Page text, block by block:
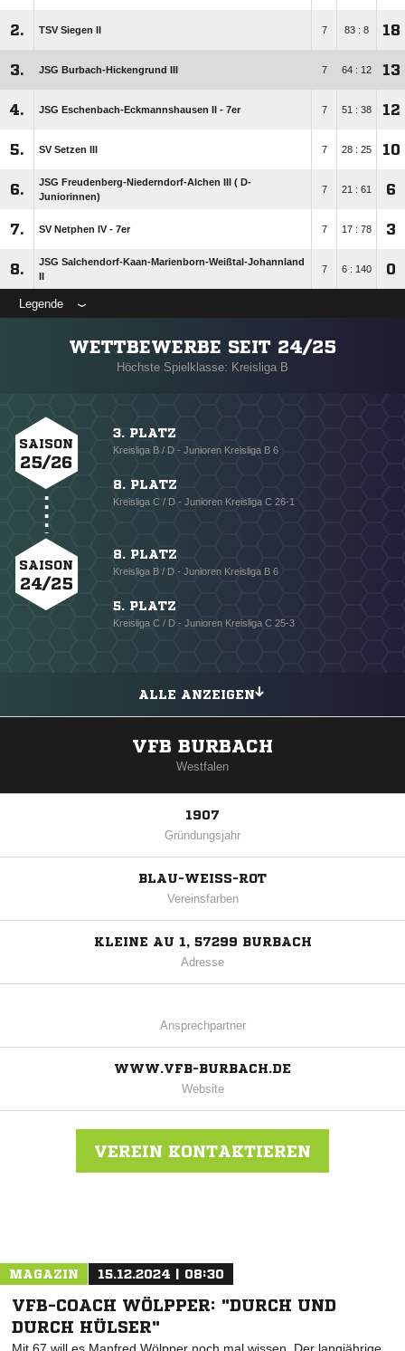
2. TSV Siegen II 7 83 : 8 18
3. JSG Burbach-Hickengrund III 7 64 : 12 13
4. JSG Eschenbach-Eckmannshausen II - 7er 7 51 : 38 12
5. SV Setzen III 7 28 : 25 10
6.
JSG Freudenberg-Niederndorf-Alchen III ( D-
Juniorinnen)
7 21 : 61 6
7. SV Netphen IV - 7er 7 17 : 78 3
8.
JSG Salchendorf-Kaan-Marienborn-Weißtal-Johannland
7 6 : 140 0
Legende
WETTBEWERBE SEIT 24/25
Höchste Spielklasse: Kreisliga B
SAISON
25/26
3. PLATZ
Kreisliga B / D - Junioren Kreisliga B 6
8. PLATZ
Kreisliga C / D - Junioren Kreisliga C 26-1
SAISON
24/25
8. PLATZ
Kreisliga B / D - Junioren Kreisliga B 6
5. PLATZ
Kreisliga C / D - Junioren Kreisliga C 25-3
ALLE ANZEIGEN
VFB BURBACH
Westfalen
1907
Gründungsjahr
BLAU-WEISS-ROT
Vereinsfarben
KLEINE AU 1, 57299 BURBACH
Adresse
Ansprechpartner
WWW.VFB-BURBACH.DE
Website
VEREIN KONTAKTIEREN
MAGAZIN 15.12.2024 | 08:30
VFB-COACH WÖLPPER: "DURCH UND
DURCH HÜLSER"